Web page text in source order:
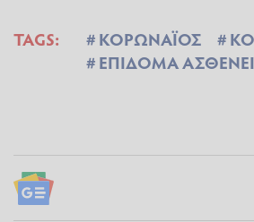
TAGS: ΚΟΡΩΝΑΪΟΣ
ΕΠΙΔΟΜΑ